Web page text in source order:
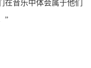
音乐中体会属于他们
”